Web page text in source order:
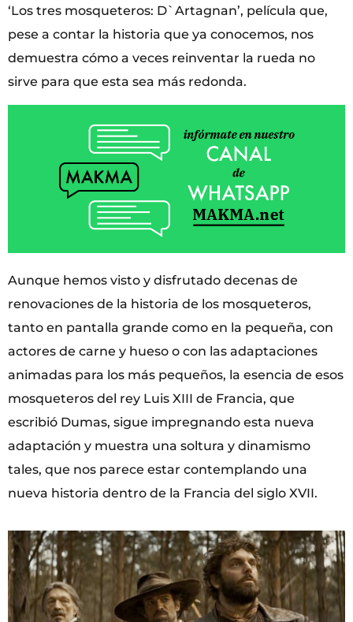
‘Los tres mosqueteros: D`Artagnan’, película que,
pese a contar la historia que ya conocemos, nos
demuestra cómo a veces reinventar la rueda no
sirve para que esta sea más redonda.
Aunque hemos visto y disfrutado decenas de
renovaciones de la historia de los mosqueteros,
tanto en pantalla grande como en la pequeña, con
actores de carne y hueso o con las adaptaciones
animadas para los más pequeños, la esencia de esos
mosqueteros del rey Luis XIII de Francia, que
escribió Dumas, sigue impregnando esta nueva
adaptación y muestra una soltura y dinamismo
tales, que nos parece estar contemplando una
nueva historia dentro de la Francia del siglo XVII.